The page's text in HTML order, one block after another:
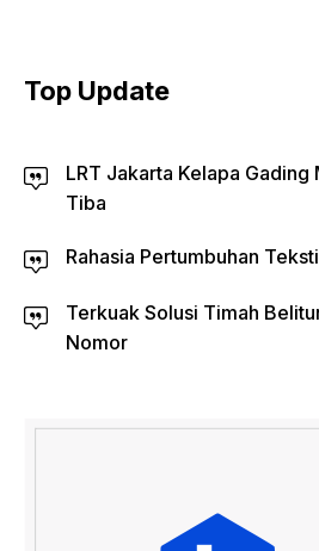
Top Update
LRT Jakarta Kelapa
Tiba
Rahasia Pertumbuhan
Terkuak Solusi Timah
Nomor